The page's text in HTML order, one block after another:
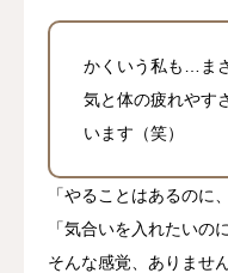
かくいう私も…ま
気と体の疲れやす
います（笑）
「やることはあるのに
「気合いを入れたいの
そんな感覚、ありませ